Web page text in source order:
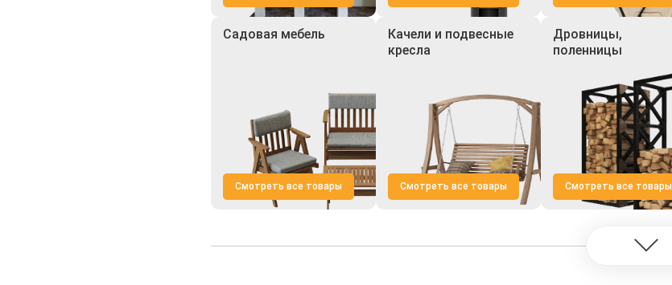
Садовая мебель
Смотреть все товары
Качели и подвесные
кресла
Смотреть все товары
Дровницы,
поленницы
Смотреть все товары